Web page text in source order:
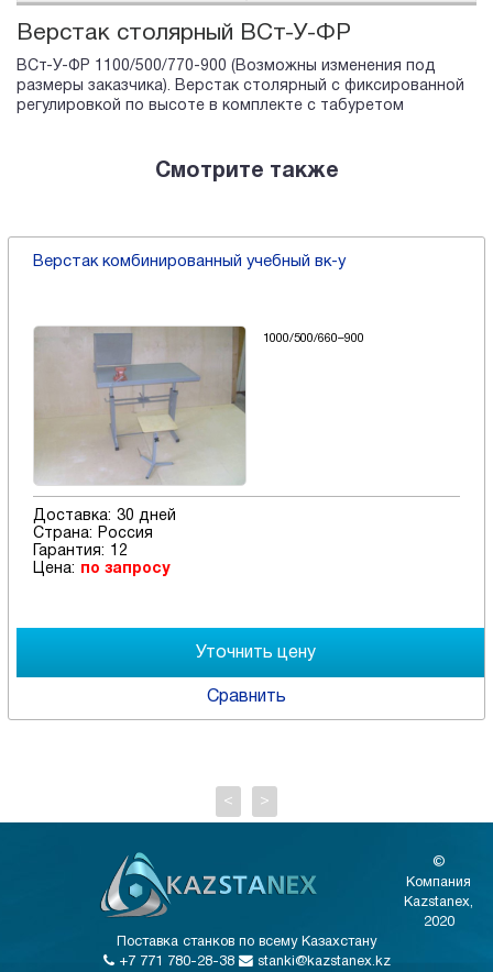
Верстак столярный ВСт-У-ФР
ВСт-У-ФР 1100/500/770-900 (Возможны изменения под
размеры заказчика). Верстак столярный с фиксированной
регулировкой по высоте в комплекте с табуретом
Смотрите также
Верстак комбинированный учебный вк-у
1000/500/660–900
Доставка: 30 дней
Страна:
Россия
Гарантия:
12
Цена:
по запросу
Сравнить
< >
©
Компания
Kazstanex,
2020
Поставка станков по всему Казахстану
+7 771 780-28-38
stanki@kazstanex.kz